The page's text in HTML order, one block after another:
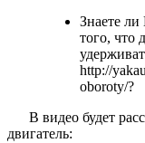
Знаете
того, что
http://
oboroty/?
В видео будет
двигатель: